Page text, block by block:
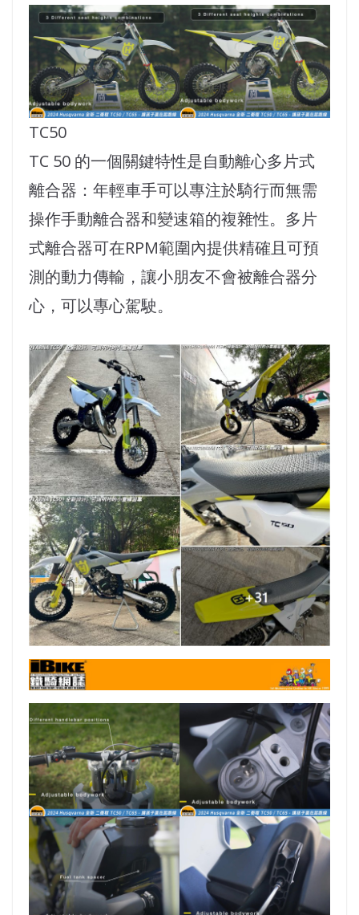
TC50
TC 50 的一個關鍵特性是自動離心多片式
離合器：年輕車手可以專注於騎行而無需
操作手動離合器和變速箱的複雜性。多片
式離合器可在RPM範圍內提供精確且可預
測的動力傳輸，讓小朋友不會被離合器分
心，可以專心駕駛。